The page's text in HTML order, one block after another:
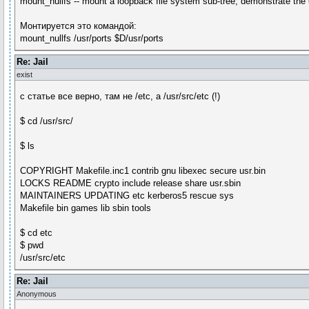
Монтируется это командой:
mount_nullfs /usr/ports $D/usr/ports
Re: Jail
exist
с статье все верно, там не /etc, а /usr/src/etc (!)
$ cd /usr/src/
$ ls
COPYRIGHT Makefile.inc1 contrib gnu libexec secure usr.bin
LOCKS README crypto include release share usr.sbin
MAINTAINERS UPDATING etc kerberos5 rescue sys
Makefile bin games lib sbin tools
$ cd etc
$ pwd
/usr/src/etc
Re: Jail
Anonymous